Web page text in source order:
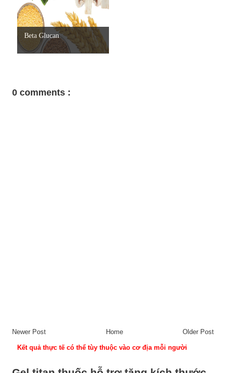
Beta Glucan
0 comments :
Newer Post Older Post
Home
Kết quả thực tế có thể tùy thuộc vào cơ địa mỗi người